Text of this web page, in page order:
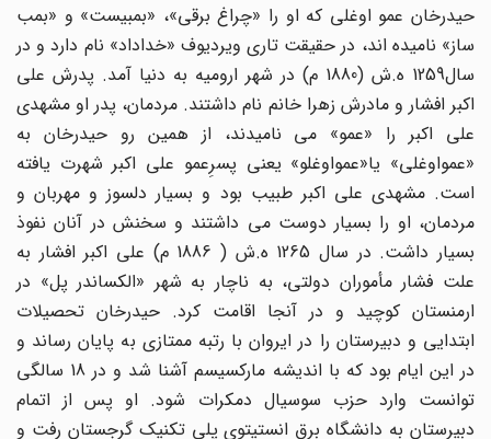
حیدرخان عمو اوغلی که او را «چراغ برقی»، «بمبیست» و «بمب
ساز» نامیده اند، در حقیقت تاری ویردیوف «خداداد» نام دارد و در
سال1259 ه.ش (1880 م) در شهر ارومیه به دنیا آمد. پدرش علی
اکبر افشار و مادرش زهرا خانم نام داشتند. مردمان، پدر او مشهدی
علی اکبر را «عمو» می نامیدند، از همین رو حیدرخان به
«عمواوغلی» یا«عمواوغلو» یعنی پسرِعمو علی اکبر شهرت یافته
است. مشهدی علی اکبر طبیب بود و بسیار دلسوز و مهربان و
مردمان، او را بسیار دوست می داشتند و سخنش در آنان نفوذ
بسیار داشت. در سال 1265 ه.ش ( 1886 م) علی اکبر افشار به
علت فشار مأموران دولتی، به ناچار به شهر «الکساندر پل» در
ارمنستان کوچید و در آنجا اقامت کرد. حیدرخان تحصیلات
ابتدایی و دبیرستان را در ایروان با رتبه ممتازی به پایان رساند و
در این ایام بود که با اندیشه مارکسیسم آشنا شد و در 18 سالگی
توانست وارد حزب سوسیال دمکرات شود. او پس از اتمام
دبیرستان به دانشگاه برق انستیتوی پلی تکنیک گرجستان رفت و